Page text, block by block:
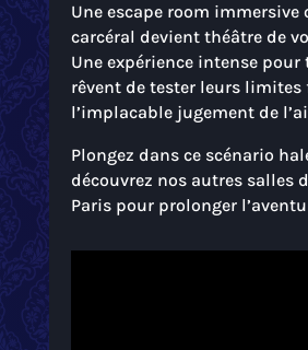
Une escape room immersive
carcéral devient théâtre de
Une expérience intense pour
rêvent de tester leurs limites
l’implacable jugement de
Plongez dans ce scénario
découvrez nos autres salles
Paris pour prolonger